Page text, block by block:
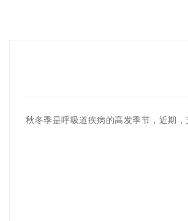
秋冬季是呼吸道疾病的高发季节，近期